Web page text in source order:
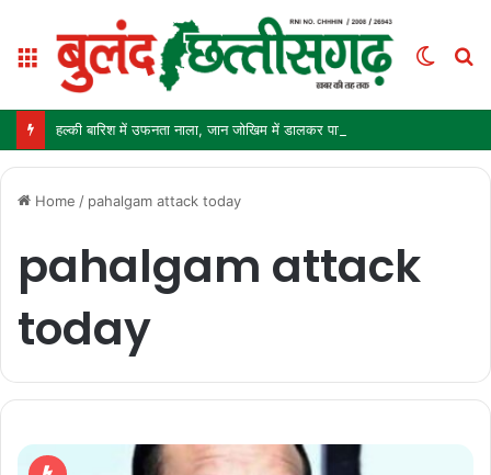
Menu
Switch
Home / pahalgam attack today
pahalgam attack
today